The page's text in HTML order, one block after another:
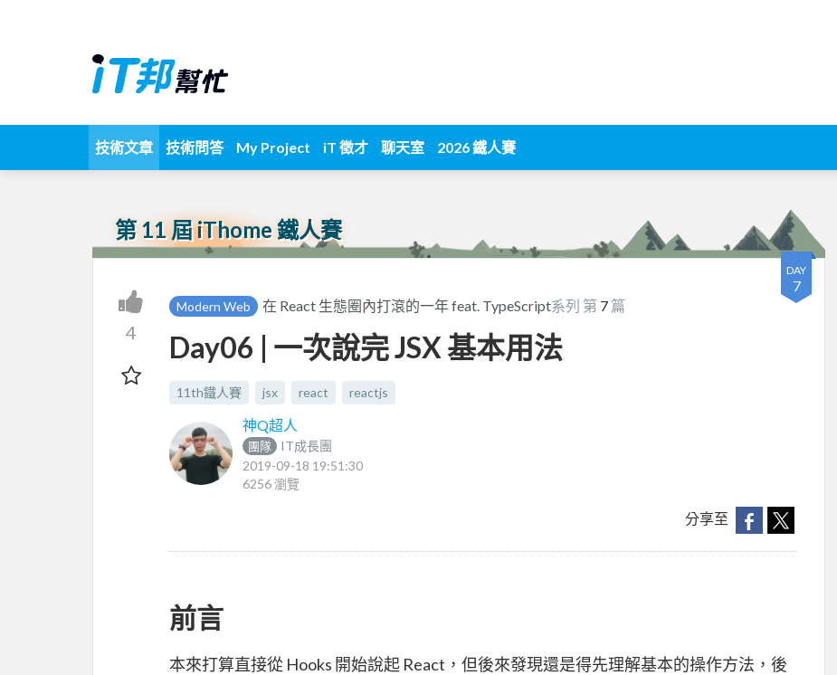
技術文章 技術問答 My Project iT 徵才 聊天室 2026 鐵人賽
第 11 屆 iThome 鐵人賽
DAY
7
4
Modern Web 在 React 生態圈內打滾的一年 feat. TypeScript系列 第 7 篇
Day06 | 一次說完 JSX 基本用法
11th鐵人賽 jsx react reactjs
神Q超人
團隊
IT成長團
2019-09-18 19:51:30
6256 瀏覽
分享至
前言
本來打算直接從 Hooks 開始說起 React，但後來發現還是得先理解基本的操作方法，後